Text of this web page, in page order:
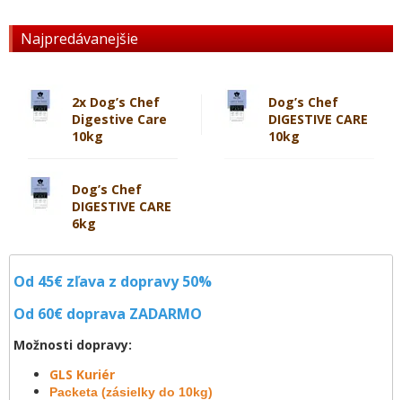
Od 45€ zľava z dopravy 50%
Od 60€ doprava ZADARMO
Možnosti dopravy:
GLS Kuriér
Packeta (zásielky do 10kg)
Najpredávanejšie
2x Dog’s Chef
Digestive Care
10kg
Dog’s Chef
DIGESTIVE CARE
10kg
Dog’s Chef
DIGESTIVE CARE
6kg